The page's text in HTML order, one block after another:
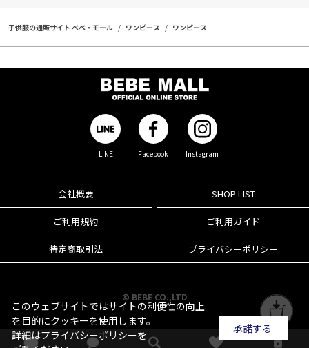
子供服の通販サイト ベベ・モール ワンピース ワンピース
LINE Facebook Instagram
会社概要 SHOP LIST
ご利用規約 ご利用ガイド
特定商取引法 プライバシーポリシー
© BEBE CO.,LTD
このウェブサイトではサイトの利便性の向上
を目的にクッキーを使用します。
詳細はプライバシーポリシーを
承諾する